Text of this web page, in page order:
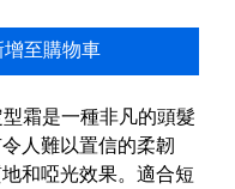
增至購物車
型霜是一種非凡的頭髮
人難以置信的柔韌
和啞光效果。適合短